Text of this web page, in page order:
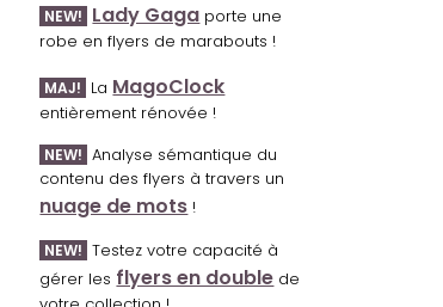
NEW! Lady Gaga porte une
robe en flyers de marabouts !
MAJ! La MagoClock
entièrement rénovée !
NEW! Analyse sémantique du
contenu des flyers à travers un
nuage de mots !
NEW! Testez votre capacité à
gérer les flyers en double de